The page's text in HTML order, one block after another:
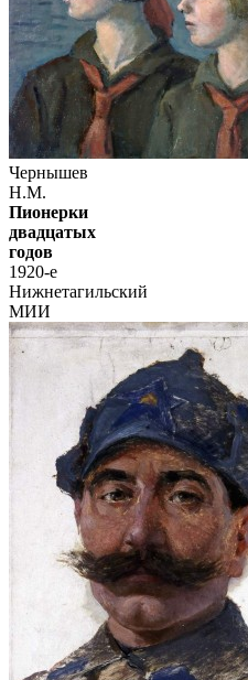
Чернышев
Н.М.
Пионерки
двадцатых
годов
1920-е
Нижнетагильский
МИИ